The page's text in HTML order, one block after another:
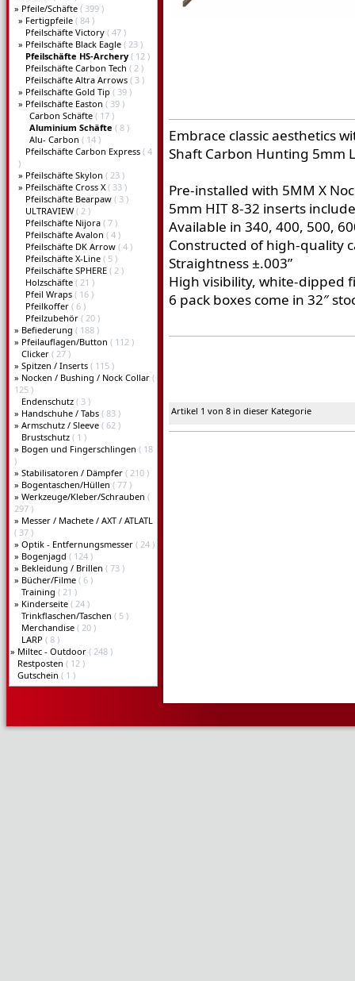
» Pfeile/Schäfte ( 399 )
» Fertigpfeile ( 84 )
Pfeilschäfte Victory ( 47 )
» Pfeilschäfte Black Eagle ( 23 )
Pfeilschäfte HS-Archery ( 12 )
Pfeilschäfte Carbon Tech ( 2 )
Pfeilschäfte Altra Arrows ( 3 )
» Pfeilschäfte Gold Tip ( 39 )
» Pfeilschäfte Easton ( 39 )
Carbon Schäfte ( 17 )
Aluminium Schäfte ( 8 )
Alu- Carbon ( 14 )
Pfeilschäfte Carbon Express ( 4
)
» Pfeilschäfte Skylon ( 23 )
» Pfeilschäfte Cross X( 33 )
Pfeilschäfte Bearpaw ( 3 )
ULTRAVIEW ( 2 )
Pfeilschäfte Nijora ( 7 )
Pfeilschäfte Avalon ( 4 )
Pfeilschäfte DK Arrow ( 4 )
Pfeilschäfte X-Line ( 5 )
Pfeilschäfte SPHERE ( 2 )
Holzschäfte ( 21 )
Pfeil Wraps ( 16 )
Pfeilkoffer ( 6 )
Pfeilzubehör ( 20 )
» Befiederung ( 188 )
» Pfeilauflagen/Button ( 112 )
Clicker ( 27 )
» Spitzen / Inserts ( 115 )
» Nocken / Bushing / Nock Collar (
125 )
Endenschutz ( 3 )
» Handschuhe / Tabs ( 83 )
» Armschutz / Sleeve ( 62 )
Brustschutz ( 1 )
» Bogen und Fingerschlingen ( 18
)
» Stabilisatoren / Dämpfer ( 210 )
» Bogentaschen/Hüllen ( 77 )
» Werkzeuge/Kleber/Schrauben (
297 )
» Messer / Machete / AXT / ATLATL
( 37 )
» Optik - Entfernungsmesser ( 24 )
» Bogenjagd ( 124 )
» Bekleidung / Brillen ( 73 )
» Bücher/Filme ( 6 )
Training ( 21 )
» Kinderseite ( 24 )
Trinkflaschen/Taschen ( 5 )
Merchandise ( 20 )
LARP ( 8 )
» Miltec - Outdoor ( 248 )
Restposten ( 12 )
Gutschein ( 1 )
Embrace classic aesthetics
Shaft Carbon Hunting 5mm
Pre-installed with 5MM X
5mm HIT 8-32 inserts
Available in 340, 400, 500,
Constructed of high-quality
Straightness ±.003”
High visibility, white-dipped
6 pack boxes come in 32″
Artikel 1 von 8 in dieser Kategorie